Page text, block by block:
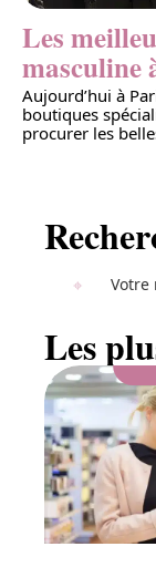
Les
masculine
Aujourd’hui à
boutiques
procurer les
Les